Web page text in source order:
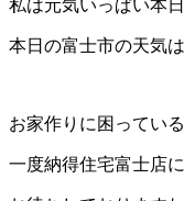
私は元気いっぱい本
本日の富士市の天気
お家作りに困ってい
一度納得住宅富士店